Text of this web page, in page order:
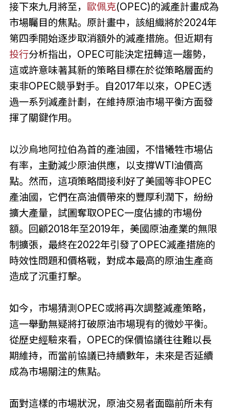
接下來九月將至， 歐佩克(OPEC)的減產計畫成為
市場矚目的焦點。原計畫中，該組織將於2024年
第四季開始逐步取消額外的減產措施。但近期有
投行分析指出，OPEC可能決定扭轉這一趨勢，
這或許意味著其新的策略目標在於從策略層面約
束非OPEC競爭對手。自2017年以來，OPEC透
過一系列減產計劃，在維持原油市場平衡方面發
揮了關鍵作用。
以沙烏地阿拉伯為首的產油國，不惜犧牲市場佔
有率，主動減少原油供應，以支撐WTI油價高
點。然而，這項策略間接利好了美國等非OPEC
產油國，它們在高油價帶來的豐厚利潤下，紛紛
擴大產量，試圖奪取OPEC一度佔據的市場份
額。回顧2018年至2019年，美國原油產業的無限
制擴張，最終在2022年引發了OPEC減產措施的
時效性問題和價格戰，對成本最高的原油生產商
造成了沉重打擊。
如今，市場猜測OPEC或將再次調整減產策略，
這一舉動無疑將打破原油市場現有的微妙平衡。
從歷史經驗來看，OPEC的保價協議往往難以長
期維持，而當前協議已持續數年，未來是否延續
成為市場關注的焦點。
面對這樣的市場狀況，原油交易者面臨前所未有